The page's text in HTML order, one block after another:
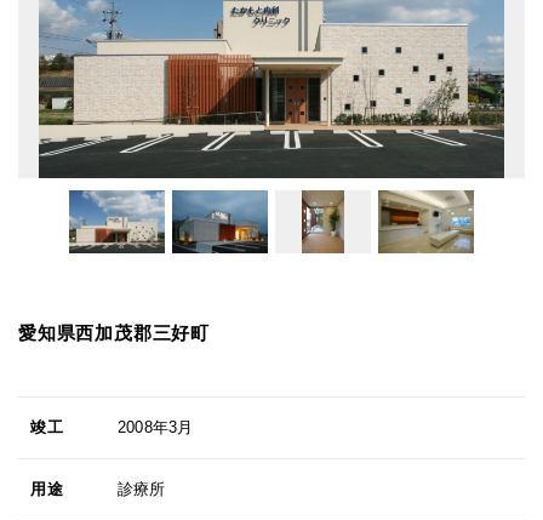
愛知県西加茂郡三好町
竣工 2008年3月
用途 診療所